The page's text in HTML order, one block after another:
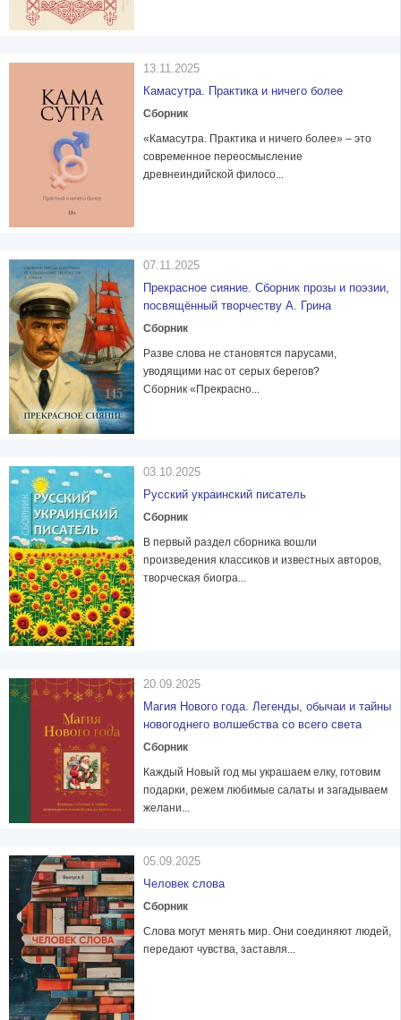
13.11.2025
Камасутра. Практика и ничего более
Сборник
«Камасутра. Практика и ничего более» – это
современное переосмысление
древнеиндийской филосо...
07.11.2025
Прекрасное сияние. Сборник прозы и поэзии,
посвящённый творчеству А. Грина
Сборник
Разве слова не становятся парусами,
уводящими нас от серых берегов?
Сборник «Прекрасно...
03.10.2025
Русский украинский писатель
Сборник
В первый раздел сборника вошли
произведения классиков и известных авторов,
творческая биогра...
20.09.2025
Магия Нового года. Легенды, обычаи и тайны
новогоднего волшебства со всего света
Сборник
Каждый Новый год мы украшаем елку, готовим
подарки, режем любимые салаты и загадываем
желани...
05.09.2025
Человек слова
Сборник
Слова могут менять мир. Они соединяют людей,
передают чувства, заставля...